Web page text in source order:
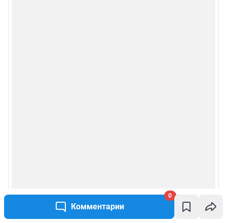
Комментарии
0